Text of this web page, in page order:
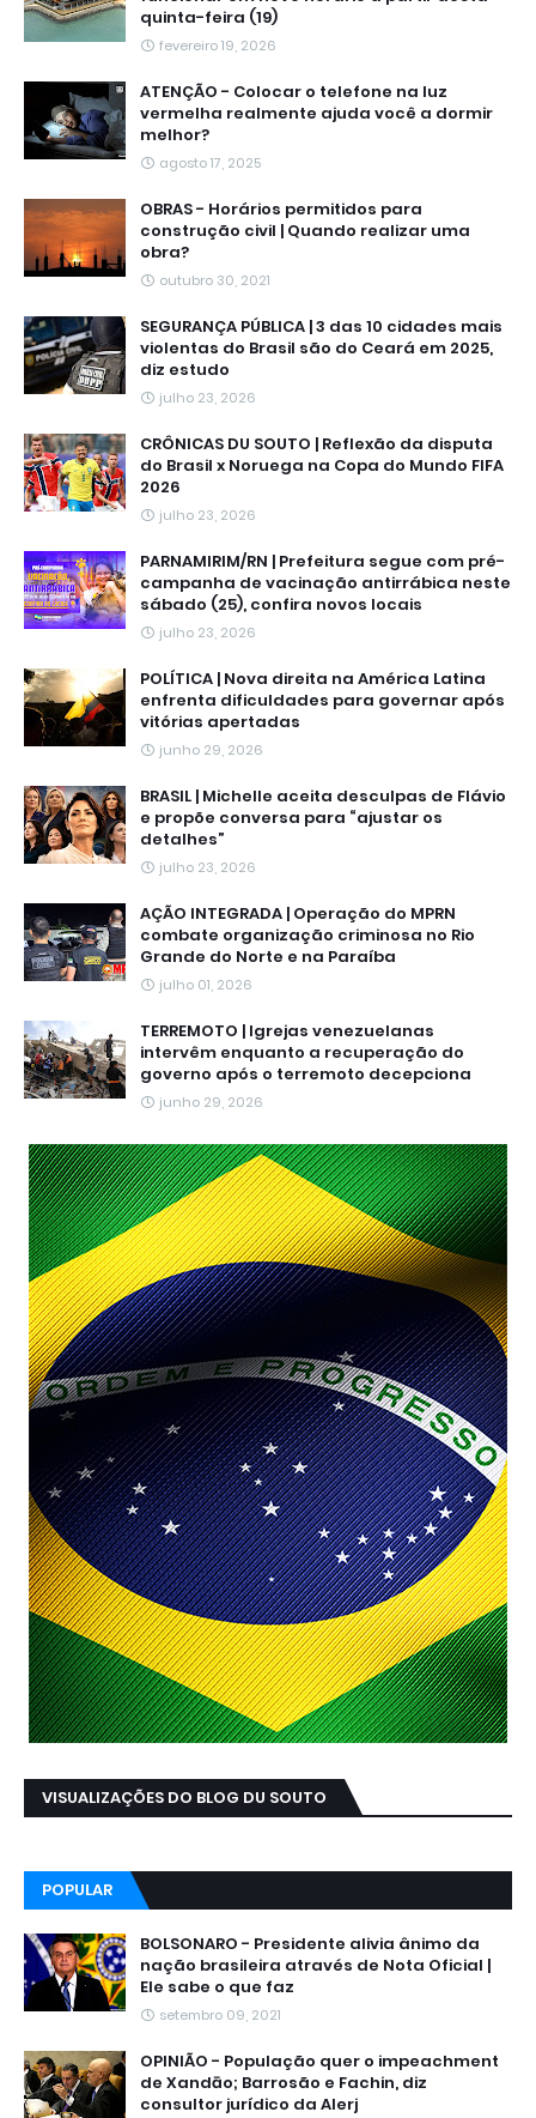
quinta-feira (19)
fevereiro 19, 2026
ATENÇÃO - Colocar o telefone na luz
vermelha realmente ajuda você a dormir
melhor?
agosto 17, 2025
OBRAS - Horários permitidos para
construção civil | Quando realizar uma
obra?
outubro 30, 2021
SEGURANÇA PÚBLICA | 3 das 10 cidades mais
violentas do Brasil são do Ceará em 2025,
diz estudo
julho 23, 2026
CRÔNICAS DU SOUTO | Reflexão da disputa
do Brasil x Noruega na Copa do Mundo FIFA
2026
julho 23, 2026
PARNAMIRIM/RN | Prefeitura segue com pré-
campanha de vacinação antirrábica neste
sábado (25), confira novos locais
julho 23, 2026
POLÍTICA | Nova direita na América Latina
enfrenta dificuldades para governar após
vitórias apertadas
junho 29, 2026
BRASIL | Michelle aceita desculpas de Flávio
e propõe conversa para “ajustar os
detalhes”
julho 23, 2026
AÇÃO INTEGRADA | Operação do MPRN
combate organização criminosa no Rio
Grande do Norte e na Paraíba
julho 01, 2026
TERREMOTO | Igrejas venezuelanas
intervêm enquanto a recuperação do
governo após o terremoto decepciona
junho 29, 2026
VISUALIZAÇÕES DO BLOG DU SOUTO
POPULAR
BOLSONARO - Presidente alivia ânimo da
nação brasileira através de Nota Oficial |
Ele sabe o que faz
setembro 09, 2021
OPINIÃO - População quer o impeachment
de Xandāo; Barrosão e Fachin, diz
consultor jurídico da Alerj